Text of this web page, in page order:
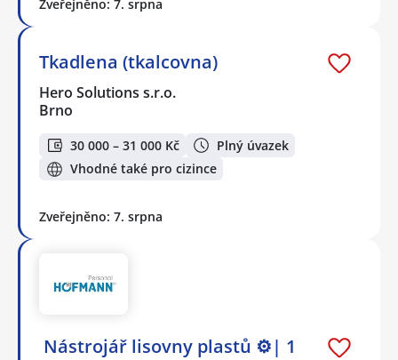
Zveřejněno: 7. srpna
Tkadlena (tkalcovna)
Hero Solutions s.r.o.
Brno
30 000 – 31 000 Kč
Plný úvazek
Vhodné také pro cizince
Zveřejněno: 7. srpna
️ Nástrojář lisovny plastů ⚙️| 1